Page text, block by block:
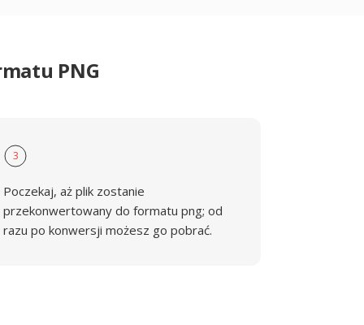
PNG
3
Poczekaj, aż plik zostanie
przekonwertowany do formatu png; od
razu po konwersji możesz go pobrać.